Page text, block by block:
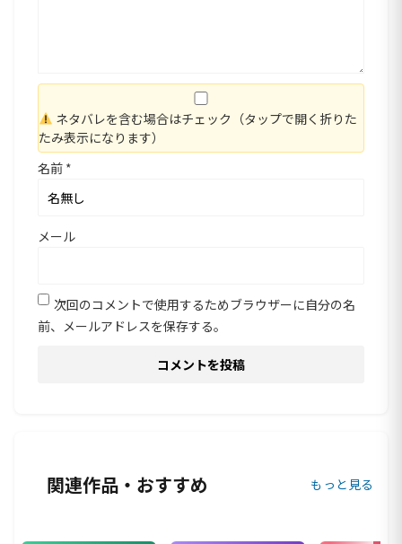
ネタバレを含む場合はチェック（タップで開く折りた
たみ表示になります）
名前 *
メール
次回のコメントで使用するためブラウザーに自分の名
前、メールアドレスを保存する。
関連作品・おすすめ もっと見る